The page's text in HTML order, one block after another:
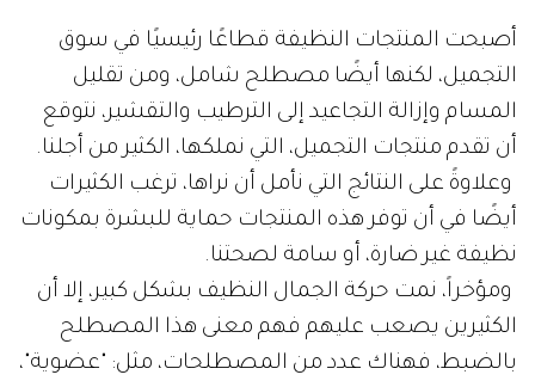
أصبحت المنتجات النظيفة قطاعًا رئيسيًا في سوق
التجميل، لكنها أيضًا مصطلح شامل، ومن تقليل
المسام وإزالة التجاعيد إلى الترطيب والتقشير، نتوقع
أن تقدم منتجات التجميل، التي نملكها، الكثير من أجلنا.
وعلاوةً على النتائج التي نأمل أن نراها، ترغب الكثيرات
أيضًا في أن توفر هذه المنتجات حماية للبشرة بمكونات
نظيفة غير ضارة، أو سامة لصحتنا.
ومؤخراً، نمت حركة الجمال النظيف بشكل كبير، إلا أن
الكثيرين يصعب عليهم فهم معنى هذا المصطلح
بالضبط، فهناك عدد من المصطلحات، مثل: "عضوية"،